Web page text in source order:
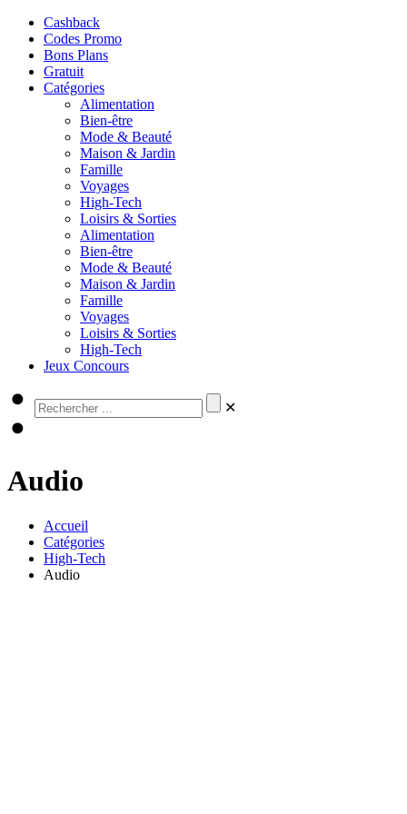
Cashback
Codes Promo
Bons Plans
Gratuit
Catégories
Alimentation
Bien-être
Mode & Beauté
Maison & Jardin
Famille
Voyages
High-Tech
Loisirs & Sorties
Alimentation
Bien-être
Mode & Beauté
Maison & Jardin
Famille
Voyages
Loisirs & Sorties
High-Tech
Jeux Concours
✕
Audio
Accueil
Catégories
High-Tech
Audio